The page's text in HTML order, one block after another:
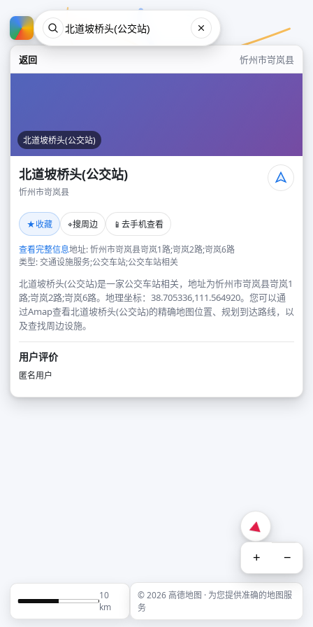
返回 忻州市岢岚县
北道坡桥头(公交站)
北道坡桥头(公交站)
忻州市岢岚县
★收藏 ⌖搜周边 📱 去手机查看
查看完整信息地址: 忻州市岢岚县岢岚1路;岢岚2路;岢岚6路
类型: 交通设施服务;公交车站;公交车站相关
北道坡桥头(公交站)是一家公交车站相关，地址为忻州市岢岚县岢岚1
路;岢岚2路;岢岚6路。地理坐标：38.705336,111.564920。您可以通
过Amap查看北道坡桥头(公交站)的精确地图位置、规划到达路线，以
及查找周边设施。
用户评价
匿名用户
+ −
10
km
© 2026 高德地图 · 为您提供准确的地图服
务